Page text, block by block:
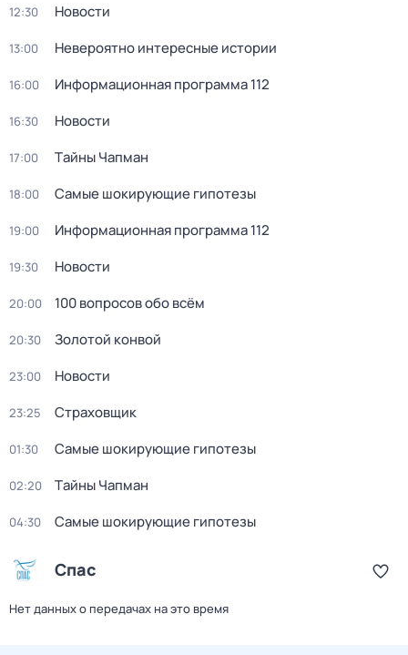
12:30 Новости
13:00 Невероятно интересные истории
16:00 Информационная программа 112
16:30 Новости
17:00 Тaйны Чапман
18:00 Самые шoкиpующие гипотезы
19:00 Информационная программа 112
19:30 Новости
20:00 100 вопросов обо всём
20:30 Золотой конвой
23:00 Новости
23:25 Страховщик
01:30 Самые шoкиpующие гипотезы
02:20 Тaйны Чапман
04:30 Самые шoкиpующие гипотезы
Спас
Нет данных о передачах на это время